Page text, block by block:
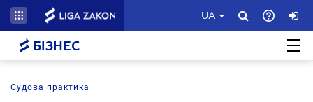
UA
БІЗНЕС
Судова практика